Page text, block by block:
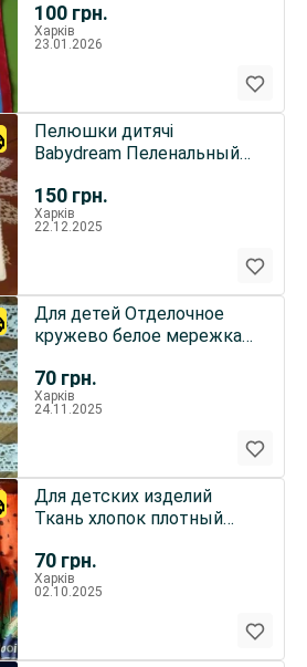
100 грн.
Харків
23.01.2026
150 грн.
Пелюшки дитячі
Babydream Пеленальный
младенцев
Харків
22.12.2025
70 грн.
Для детей Отделочное
кружево белое мережка
Харків
24.11.2025
70 грн.
Для детских изделий
Ткань хлопок плотный
Харків
02.10.2025